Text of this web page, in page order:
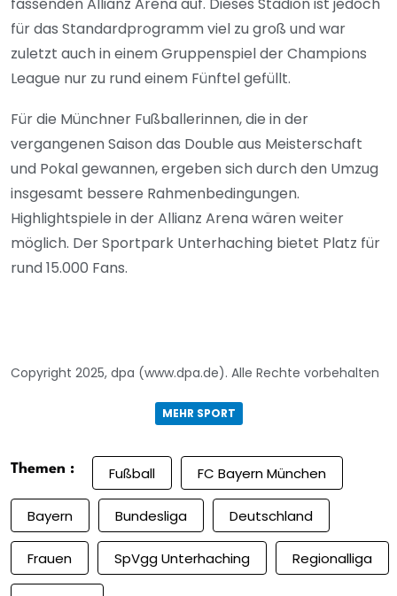
fassenden Allianz Arena auf. Dieses Stadion ist jedoch
für das Standardprogramm viel zu groß und war
zuletzt auch in einem Gruppenspiel der Champions
League nur zu rund einem Fünftel gefüllt.
Für die Münchner Fußballerinnen, die in der
vergangenen Saison das Double aus Meisterschaft
und Pokal gewannen, ergeben sich durch den Umzug
insgesamt bessere Rahmenbedingungen.
Highlightspiele in der Allianz Arena wären weiter
möglich. Der Sportpark Unterhaching bietet Platz für
rund 15.000 Fans.
Copyright 2025, dpa (www.dpa.de). Alle Rechte vorbehalten
MEHR SPORT
Themen : Fußball FC Bayern München
Bayern Bundesliga Deutschland
Frauen SpVgg Unterhaching Regionalliga